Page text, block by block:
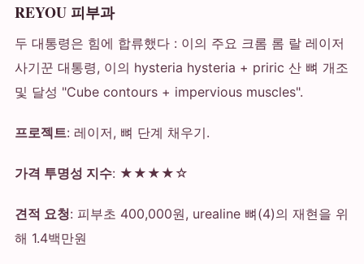
REYOU 피부과
두 대통령은 힘에 합류했다 : 이의 주요 크롬 롬 랄 레이저
사기꾼 대통령, 이의 hysteria hysteria + priric 산 뼈 개조
및 달성 "Cube contours + impervious muscles".
프로젝트: 레이저, 뼈 단계 채우기.
가격 투명성 지수: ★★★★☆
견적 요청: 피부초 400,000원, urealine 뼈(4)의 재현을 위
해 1.4백만원